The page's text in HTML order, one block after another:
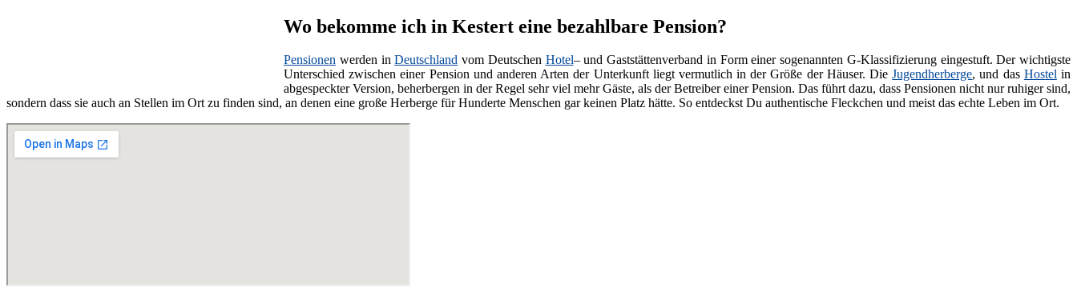
Wo bekomme ich in Kestert eine bezahlbare Pension?
Pensionen werden inDeutschland vom Deutschen Hotel– und Gaststättenverband in Form einer sogenannten G-Klassifizierung eingestuft. Der wichtigste
Unterschied zwischen einer Pension und anderen Arten der Unterkunft liegt vermutlich in der Größe der Häuser. DieJugendherberge, und das Hostelin
abgespeckter Version, beherbergen in der Regel sehr viel mehr Gäste, als der Betreiber einer Pension. Das führt dazu, dass Pensionen nicht nur ruhiger sind,
sondern dass sie auch an Stellen im Ort zu finden sind, an denen eine große Herberge für Hunderte Menschen gar keinen Platz hätte. So entdeckst Du authentische Fleckchen und meist das echte Leben im Ort.